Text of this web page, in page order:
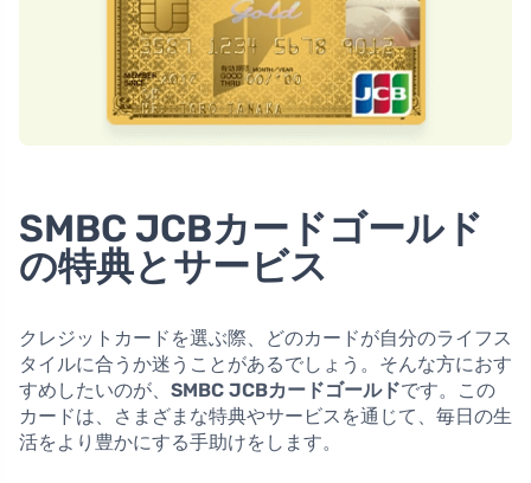
SMBC JCBカードゴールド
の特典とサービス
クレジットカードを選ぶ際、どのカードが自分のライフス
タイルに合うか迷うことがあるでしょう。そんな方におす
すめしたいのが、 SMBC JCBカードゴールドです。この
カードは、さまざまな特典やサービスを通じて、毎日の生
活をより豊かにする手助けをします。